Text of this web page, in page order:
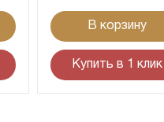
В корзину
Купить в 1 клик